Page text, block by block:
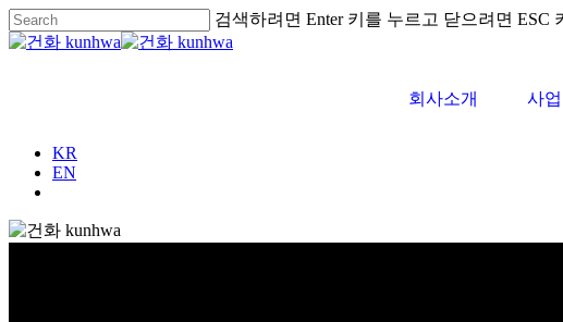
검색하려면 Enter 키를 누르고 닫으려면 ESC
회사소개 사
KR
EN